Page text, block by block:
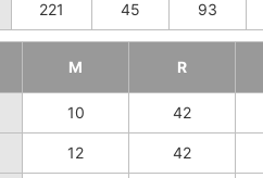
221 45 93
M R
10 42
12 42